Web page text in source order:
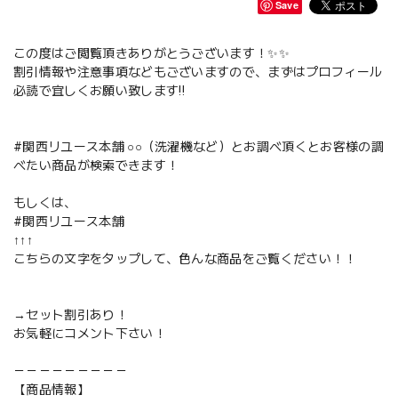
Save
この度はご閲覧頂きありがとうございます！✨✨
割引情報や注意事項などもございますので、まずはプロフィール
必読で宜しくお願い致します‼️
#関西リユース本舗 ○○（洗濯機など）とお調べ頂くとお客様の調
べたい商品が検索できます！
もしくは、
#関西リユース本舗
↑↑↑
こちらの文字をタップして、色んな商品をご覧ください！！
→セット割引あり！
お気軽にコメント下さい！
－－－－－－－－－
【商品情報】